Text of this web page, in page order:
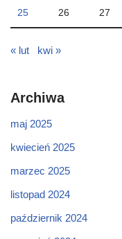
25 26 27
« lut kwi »
Archiwa
maj 2025
kwiecień 2025
marzec 2025
listopad 2024
październik 2024